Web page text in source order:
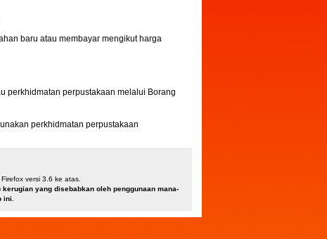
baru atau membayar mengikut harga
perkhidmatan perpustakaan melalui Borang
perkhidmatan perpustakaan
versi 3.6 ke atas.
yang disebabkan oleh penggunaan mana-
ini.